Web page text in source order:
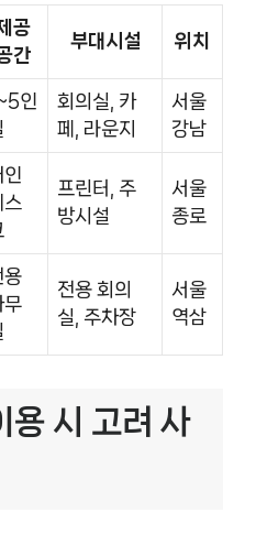
공
간
부대시설 위치
인
회의실, 카
페, 라운지
서울
강남
인
스
프린터, 주
방시설
서울
종로
용
무
전용 회의
실, 주차장
서울
역삼
용 시 고려 사